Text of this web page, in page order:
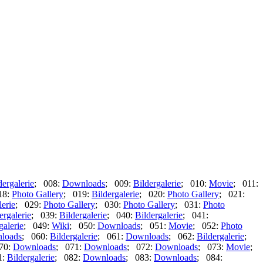
; 008: Downloads; 009: Bildergalerie; 010: Movie; 011:
Photo Gallery; 019: Bildergalerie; 020: Photo Gallery; 021:
; 029: Photo Gallery; 030: Photo Gallery; 031: Photo
; 039: Bildergalerie; 040: Bildergalerie; 041:
; 049: Wiki; 050: Downloads; 051: Movie; 052: Photo
; 060: Bildergalerie; 061: Downloads; 062: Bildergalerie;
Downloads; 071: Downloads; 072: Downloads; 073: Movie;
Bildergalerie; 082: Downloads; 083: Downloads; 084: